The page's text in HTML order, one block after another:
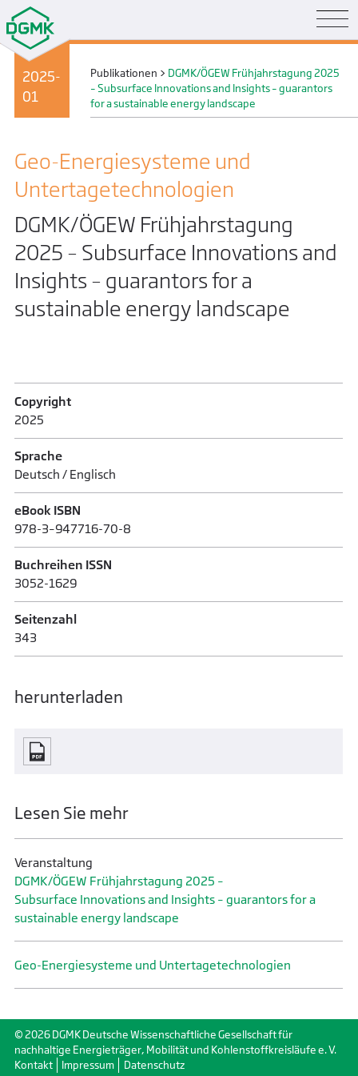
2025-
01
Publikationen > DGMK/ÖGEW Frühjahrstagung 2025
– Subsurface Innovations and Insights – guarantors
for a sustainable energy landscape
Geo-Energiesysteme und
Untertage­technologien
DGMK/ÖGEW Frühjahrstagung
2025 – Subsurface Innovations and
Insights – guarantors for a
sustainable energy landscape
Copyright
2025
Sprache
Deutsch / Englisch
eBook ISBN
978-3–947716-70-8
Buchreihen ISSN
3052-1629
Seitenzahl
343
herunterladen
Lesen Sie mehr
Veranstaltung
DGMK/ÖGEW Frühjahrstagung 2025 –
Subsurface Innovations and Insights – guarantors for a
sustainable energy landscape
Geo-Energiesysteme und Untertage­technologien
© 2026 DGMK Deutsche Wissenschaftliche Gesellschaft für
nachhaltige Energieträger, Mobilität und Kohlenstoffkreisläufe e. V.
Kontakt
Impressum Datenschutz